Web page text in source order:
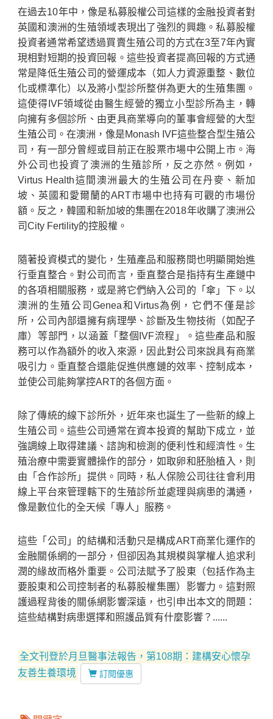
在過去10年中，像是私募股權公司這樣的金融投資者對
英國和澳洲的生殖領域表現出了強烈的興趣。私募股權
投資者通常希望透過買賣生殖公司的方式在3至7年內實
現相對短期的投資回報。這些投資者提高回報的方式通
常是降低生殖公司的營運成本（如人力資源重整、數位
化或標準化）以及將小型診所整併為更大的生殖集團。
這使得IVF領域從由醫生經營的獨立小型診所為主，轉
向擁有多個診所、由更具商業導向的董事會經營的大型
生殖公司。在澳洲，像是Monash IVF這些整合型生殖公
司，有一部分曾經或目前正在股票市場中公開上市。海
外公司也投資了澳洲的生殖診所，反之亦然。例如，
Virtus Health這間澳洲最大的生殖公司在丹麥、新加
坡、英國和愛爾蘭的ART市場中也持有可觀的市場份
額。反之，韓國和新加坡的集團在2018年收購了澳洲公
司City Fertility的控股權。
隨著投資模式的變化，生殖產品和服務間也明顯開始進
行垂直整合。對公司而言，垂直整合是指持有生產鏈中
的各項相關服務，或是將它們納入公司的「傘」下。以
澳洲的生殖公司Genea和Virtus為例，它們不僅是診
所，公司內部還擁有病理學、診斷及生物技術（如配子
庫）等部門，以涵蓋「整個IVF流程」。這些產品和服
務可以作為額外的收入來源，因此對公司來說具有商業
吸引力。垂直整合還能促進供應鏈的效率、控制成本，
並使公司能夠掌控ART的各個方面。
除了傳統的線下診所外，近年來也誕生了一些新的線上
生殖公司。這些公司通常在資本投資的幫助下成立，並
強調線上取得建議、諮詢和檢測的便利性和經濟性。生
殖治療中需要實體操作的部分，如取卵和胚胎植入，則
由「合作診所」提供。同時，私人保險公司往往會利用
線上平台來管理轄下的生殖診所並處理與病患的溝通，
像是數位化的全天候「專人」服務。
這些「公司」的結構和活動只是構成ART商業化運作的
金融關係網的一部分，但卻因為其規模與掌權人追求利
潤的緣故而格外重要。公司法賦予了股東（包括作為主
要股東和公司控制者的私募股權集團）影響力。這對照
護過程背後的關係網影響深遠，也引申出本文的問題：
這些結構對病患選擇和照護品質有什麼影響？......
全文刊登於月旦醫事法報告，第108期：建構安心懷孕
友善生養環境
訂閱優惠